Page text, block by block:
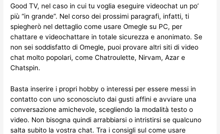
Good TV, nel caso in cui tu voglia eseguire videochat un po’
più “in grande”. Nel corso dei prossimi paragrafi, infatti, ti
spiegherò nel dettaglio come usare Omegle su PC, per
chattare e videochattare in totale sicurezza e anonimato. Se
non sei soddisfatto di Omegle, puoi provare altri siti di video
chat molto popolari, come Chatroulette, Nirvam, Azar e
Chatspin.
Basta inserire i propri hobby o interessi per essere messi in
contatto con uno sconosciuto dai gusti affini e avviare una
conversazione amichevole, scegliendo la modalità testo o
video. Non bisogna quindi arrabbiarsi o intristirsi se qualcuno
salta subito la vostra chat. Tra i consigli sul come usare